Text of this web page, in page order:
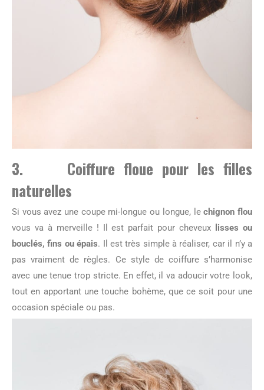
3. Coiffure floue pour les filles
naturelles
Si vous avez une coupe mi-longue ou longue, lechignon flou
vous va à merveille ! Il est parfait pour cheveux
lisses ou
bouclés, fins ou épais. Il est très simple à réaliser, car il n’y a
pas vraiment de règles. Ce style de coiffure s’harmonise
avec une tenue trop stricte. En effet, il va adoucir votre look,
tout en apportant une touche bohème, que ce soit pour une
occasion spéciale ou pas.